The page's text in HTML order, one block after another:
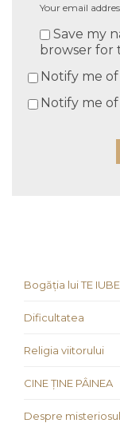
Your email
Save my
browser for
Notify me
Notify me
Bogăția lui TE
Dificultatea
Religia viitorului
CINE ȚINE PÂINEA
Despre